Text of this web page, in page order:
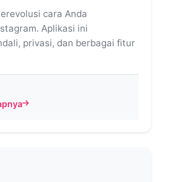
cara Anda
Aplikasi ini
privasi, dan berbagai fitur
Fitur & Privasi Instagram yang